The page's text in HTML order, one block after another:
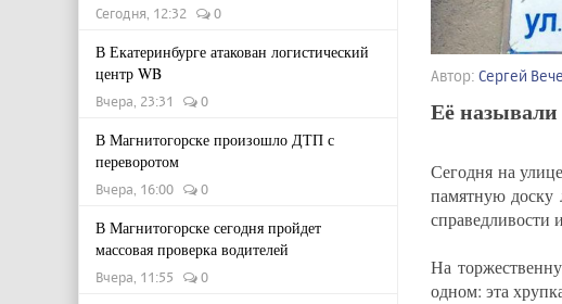
Сегодня, 12:32 0
В Екатеринбурге атакован логистический
центр WB
Вчера, 23:31 0
В Магнитогорске произошло ДТП с
переворотом
Вчера, 16:00 0
В Магнитогорске сегодня пройдет
массовая проверка водителей
Вчера, 11:55 0
Автор: Сергей
Её
Сегодня на улице
памятную доску
справедливости
На
одном: эта